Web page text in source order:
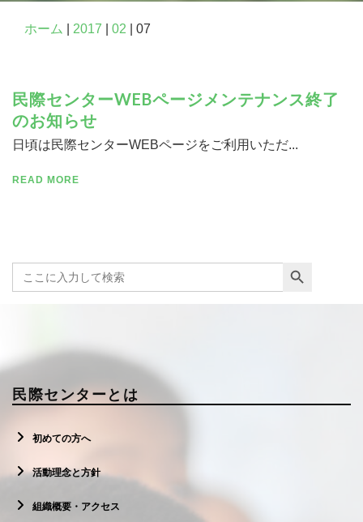
ホーム 2017 02 07
民際センターWEBページメンテナンス終了
のお知らせ
日頃は民際センターWEBページをご利用いただ...
READ MORE
Search
for:
Search Button
民際センターとは
初めての方へ
活動理念と方針
組織概要・アクセス